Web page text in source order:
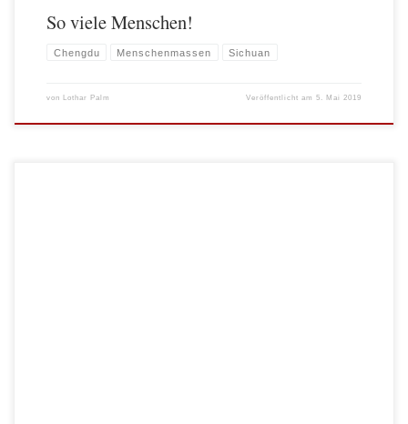
So viele Menschen!
Chengdu Menschenmassen Sichuan
von Lothar Palm Veröffentlicht am5. Mai 2019